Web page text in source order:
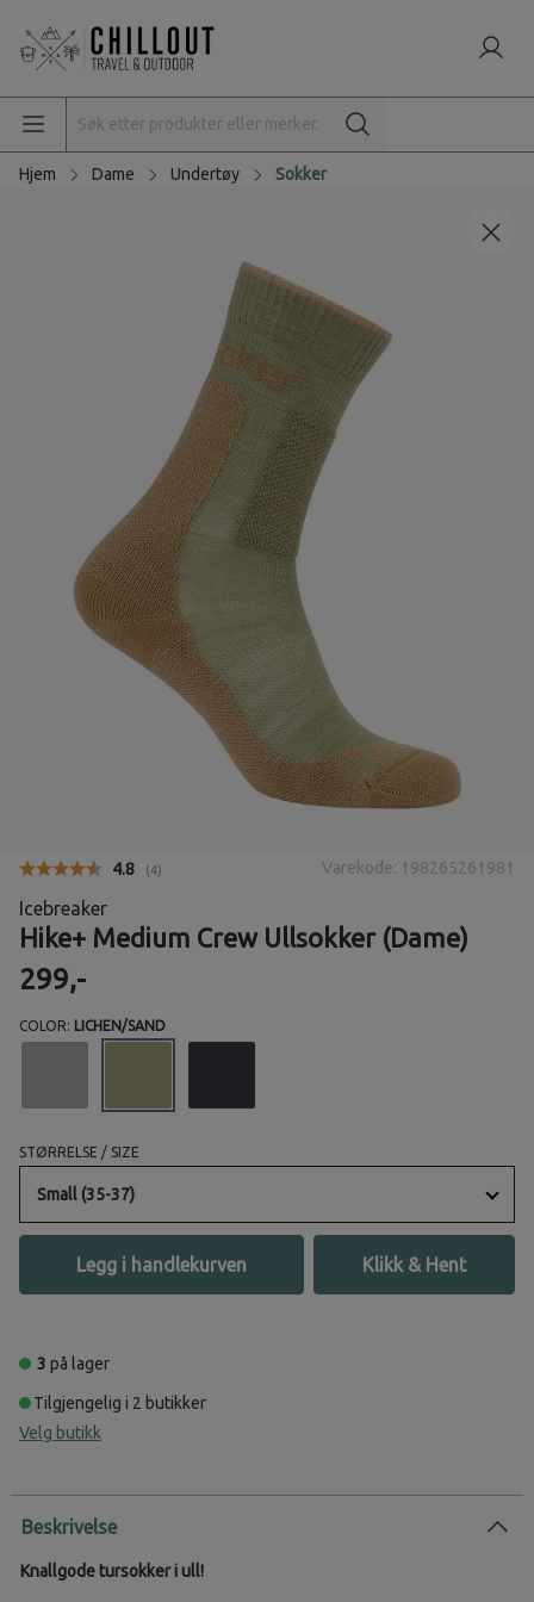
Hjem Dame Undertøy Sokker
Gjennomsnittskarakter:
4.8 (stemmer:
4) Varekode: 198265261981
Icebreaker
Hike+ Medium Crew Ullsokker (Dame)
299,-
COLOR: LICHEN/SAND
STØRRELSE / SIZE
Small (35-37)
Legg i handlekurven Klikk & Hent
3 på lager
Tilgjengelig i 2 butikker
Velg butikk
Beskrivelse
Knallgode tursokker i ull!